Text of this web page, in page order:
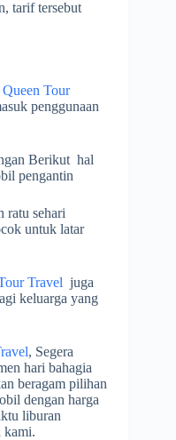
tarif tersebut
Queen Tour
penggunaan
Berikut hal
pengantin
ratu sehari
untuk latar
Travel juga
keluarga yang
, Segera
hari bahagia
beragam pilihan
dengan harga
liburan
kami.